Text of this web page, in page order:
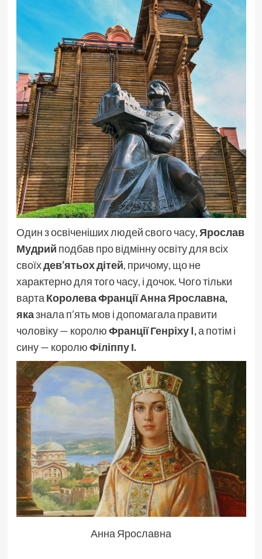
Один з освіченіших людей свого часу, Ярослав
Мудрий подбав про відмінну освіту для всіх
своїхдев’ятьохдітей, причому, що не
характерно для того часу, і дочок. Чого тільки
варта Королева Франції Анна Ярославна,
яказнала п’ять мов і допомагала правити
чоловіку — королюФранції Генріху I,а потім і
сину — королюФіліппу І.
Анна Ярославна